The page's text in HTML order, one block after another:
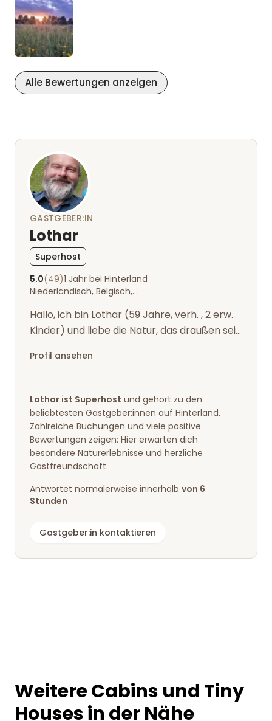
Alle Bewertungen anzeigen
GASTGEBER:IN
Lothar
Superhost
5.0(49)1 Jahr bei Hinterland
Niederländisch, Belgisch, Deutsch, Englisch
Hallo, ich bin Lothar (59 Jahre, verh. , 2 erw.
Kinder) und liebe die Natur, das draußen sein
Profil ansehen
Lothar ist Superhost und gehört zu den
beliebtesten Gastgeber:innen auf Hinterland.
Zahlreiche Buchungen und viele positive
Bewertungen zeigen: Hier erwarten dich
besondere Naturerlebnisse und herzliche
Gastfreundschaft.
Antwortet normalerweise innerhalb von 6
Stunden
Gastgeber:in kontaktieren
Weitere Cabins und Tiny
Houses in der Nähe